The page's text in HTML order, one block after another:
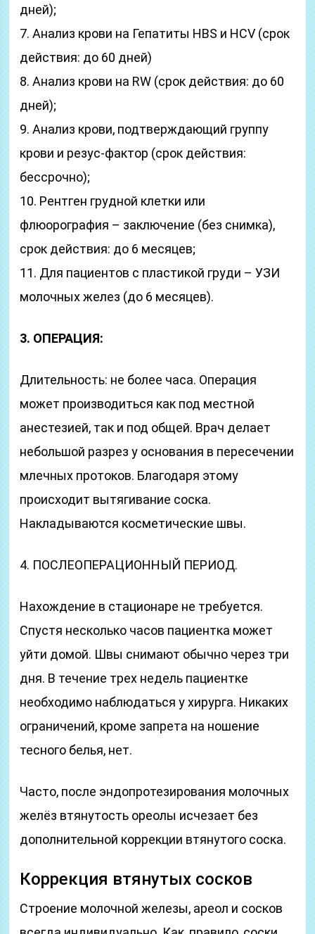
дней);
7. Анализ крови на Гепатиты HВS и HСV (срок
действия: до 60 дней)
8. Анализ крови на RW (срок действия: до 60
дней);
9. Анализ крови, подтверждающий группу
крови и резус-фактор (срок действия:
бессрочно);
10. Рентген грудной клетки или
флюорография – заключение (без снимка),
срок действия: до 6 месяцев;
11. Для пациентов с пластикой груди – УЗИ
молочных желез (до 6 месяцев).
3. ОПЕРАЦИЯ:
Длительность: не более часа. Операция
может производиться как под местной
анестезией, так и под общей. Врач делает
небольшой разрез у основания в пересечении
млечных протоков. Благодаря этому
происходит вытягивание соска.
Накладываются косметические швы.
4. ПОСЛЕОПЕРАЦИОННЫЙ ПЕРИОД.
Нахождение в стационаре не требуется.
Спустя несколько часов пациентка может
уйти домой. Швы снимают обычно через три
дня. В течение трех недель пациентке
необходимо наблюдаться у хирурга. Никаких
ограничений, кроме запрета на ношение
тесного белья, нет.
Часто, после эндопротезирования молочных
желёз втянутость ореолы исчезает без
дополнительной коррекции втянутого соска.
Коррекция втянутых сосков
Строение молочной железы, ареол и сосков